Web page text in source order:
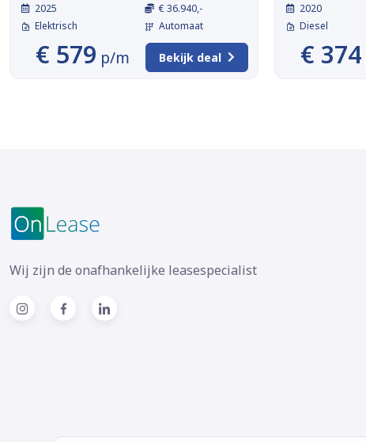
2025
Elektrisch
€ 36.940,-
Automaat
€ 579 p/m Bekijk deal
2020
Diesel
€ 374
Wij zijn de onafhankelijke leasespecialist